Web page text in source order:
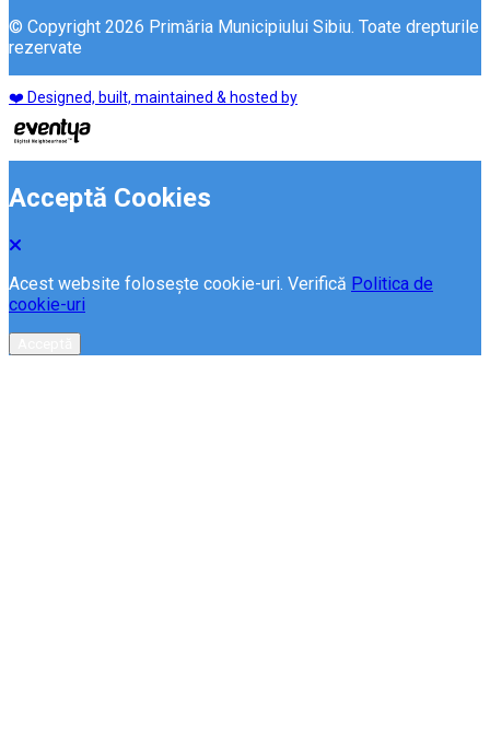
© Copyright 2026 Primăria Municipiului Sibiu. Toate drepturile
rezervate
❤️ Designed, built, maintained & hosted by
Acceptă Cookies
Acest website folosește cookie-uri. Verifică Politica de
cookie-uri